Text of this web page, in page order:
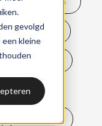
gevolgd
een kleine
groeien
refresh the
MARKETING
STRATEGY